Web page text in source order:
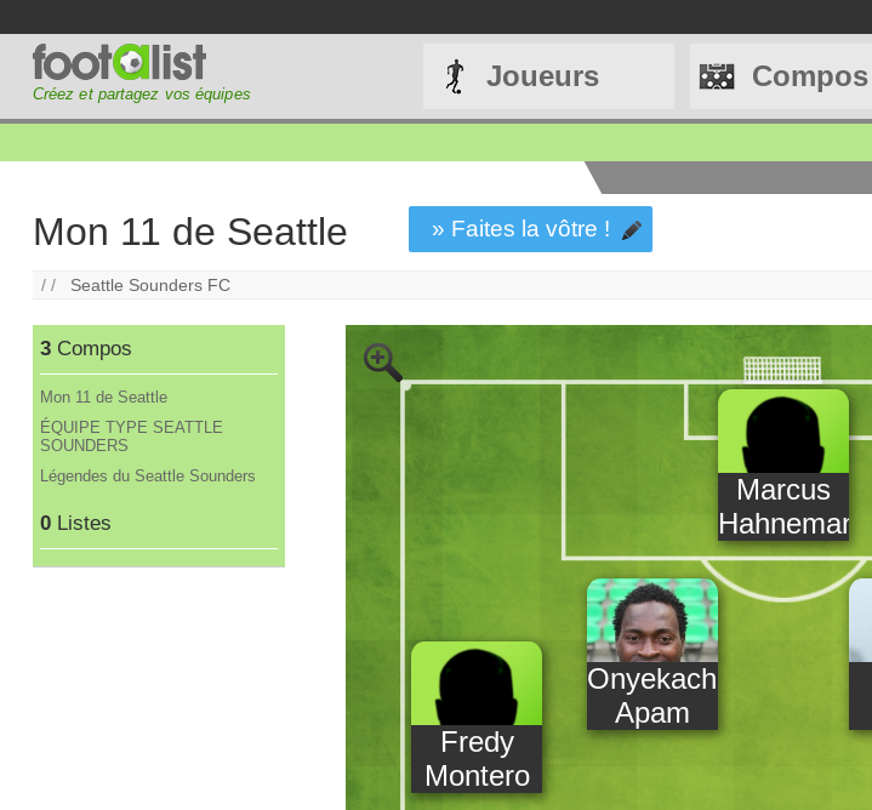
Créez et partagez vos équipes
Joueurs Compos
Mon 11 de Seattle » Faites la vôtre !
/ / Seattle Sounders FC
3 Compos
Mon 11 de Seattle
ÉQUIPE TYPE SEATTLE
SOUNDERS
Légendes du Seattle Sounders
0 Listes
Marcus
Hahnemann
Fredy
Montero
Onyekachi
Apam